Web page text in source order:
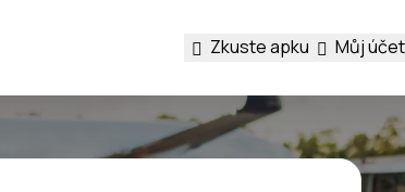
Zkuste apku Můj účet